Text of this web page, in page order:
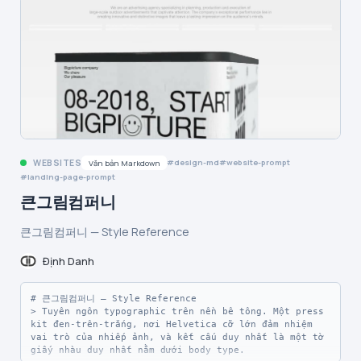
nặng. Typography được đảm nhận bởi TT Norms Pro trên
component có dạng pill (radius 40px) và card mềm
(radius 20px), sử dụng một công thức shadow đặc trưng
duy nhất giúp product mockup nổi khỏi trang. Tổng thể
mang cảm giác enterprise tự tin nhưng tràn đầy năng
lượng — một công cụ quản lý công việc trông giống như
một productivity OS, chứ không phải một biểu mẫu.
## Tokens — Colors
| Tên | Giá trị | Token | Vai trò |
|-----|---------|-------|---------|
| Signal Green | `linear-gradient(to left, rgb(0,
153, 128), rgb(0, 178, 89), rgb(0, 224, 92), rgb(0,
| Accent xanh hỗ trợ cho chi tiết trang trí và điểm
chính; Hình khối trang trí, radial glow accent trong
phần tối, gradient endpoints |
| Midnight Navy | `#162136` | `--color-midnight-navy`
| Headlines, body text chính, navigation, footer
section tối — mỏ neo cấu trúc của toàn bộ hệ thống
phân cấp |
| Slate Navy | `#2b3a57` | `--color-slate-navy` |
Secondary headings, card titles, văn bản tối đã làm
WEBSITES Văn bản Markdown design-md
website-prompt
landing-page-prompt
큰그림컴퍼니
큰그림컴퍼니 — Style Reference
Định Danh
# 큰그림컴퍼니 — Style Reference
> Tuyên ngôn typographic trên nền bê tông. Một press
kit đen-trên-trắng, nơi Helvetica cỡ lớn đảm nhiệm
vai trò của nhiếp ảnh, và kết cấu duy nhất là một tờ
giấy nhàu duy nhất nằm dưới body type.